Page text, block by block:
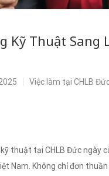
Kỹ Thuật Sang
Việc làm tại CHLB
thuật tại CHLB Đức ngày
Nam. Không chỉ đơn